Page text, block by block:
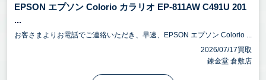
EPSON エプソン Colorio カラリオ EP-811AW C491U 201
...
お客さまよりお電話でご連絡いただき、早速、EPSON エプソン Colorio ...
2026/07/17買取
錬金堂 倉敷店